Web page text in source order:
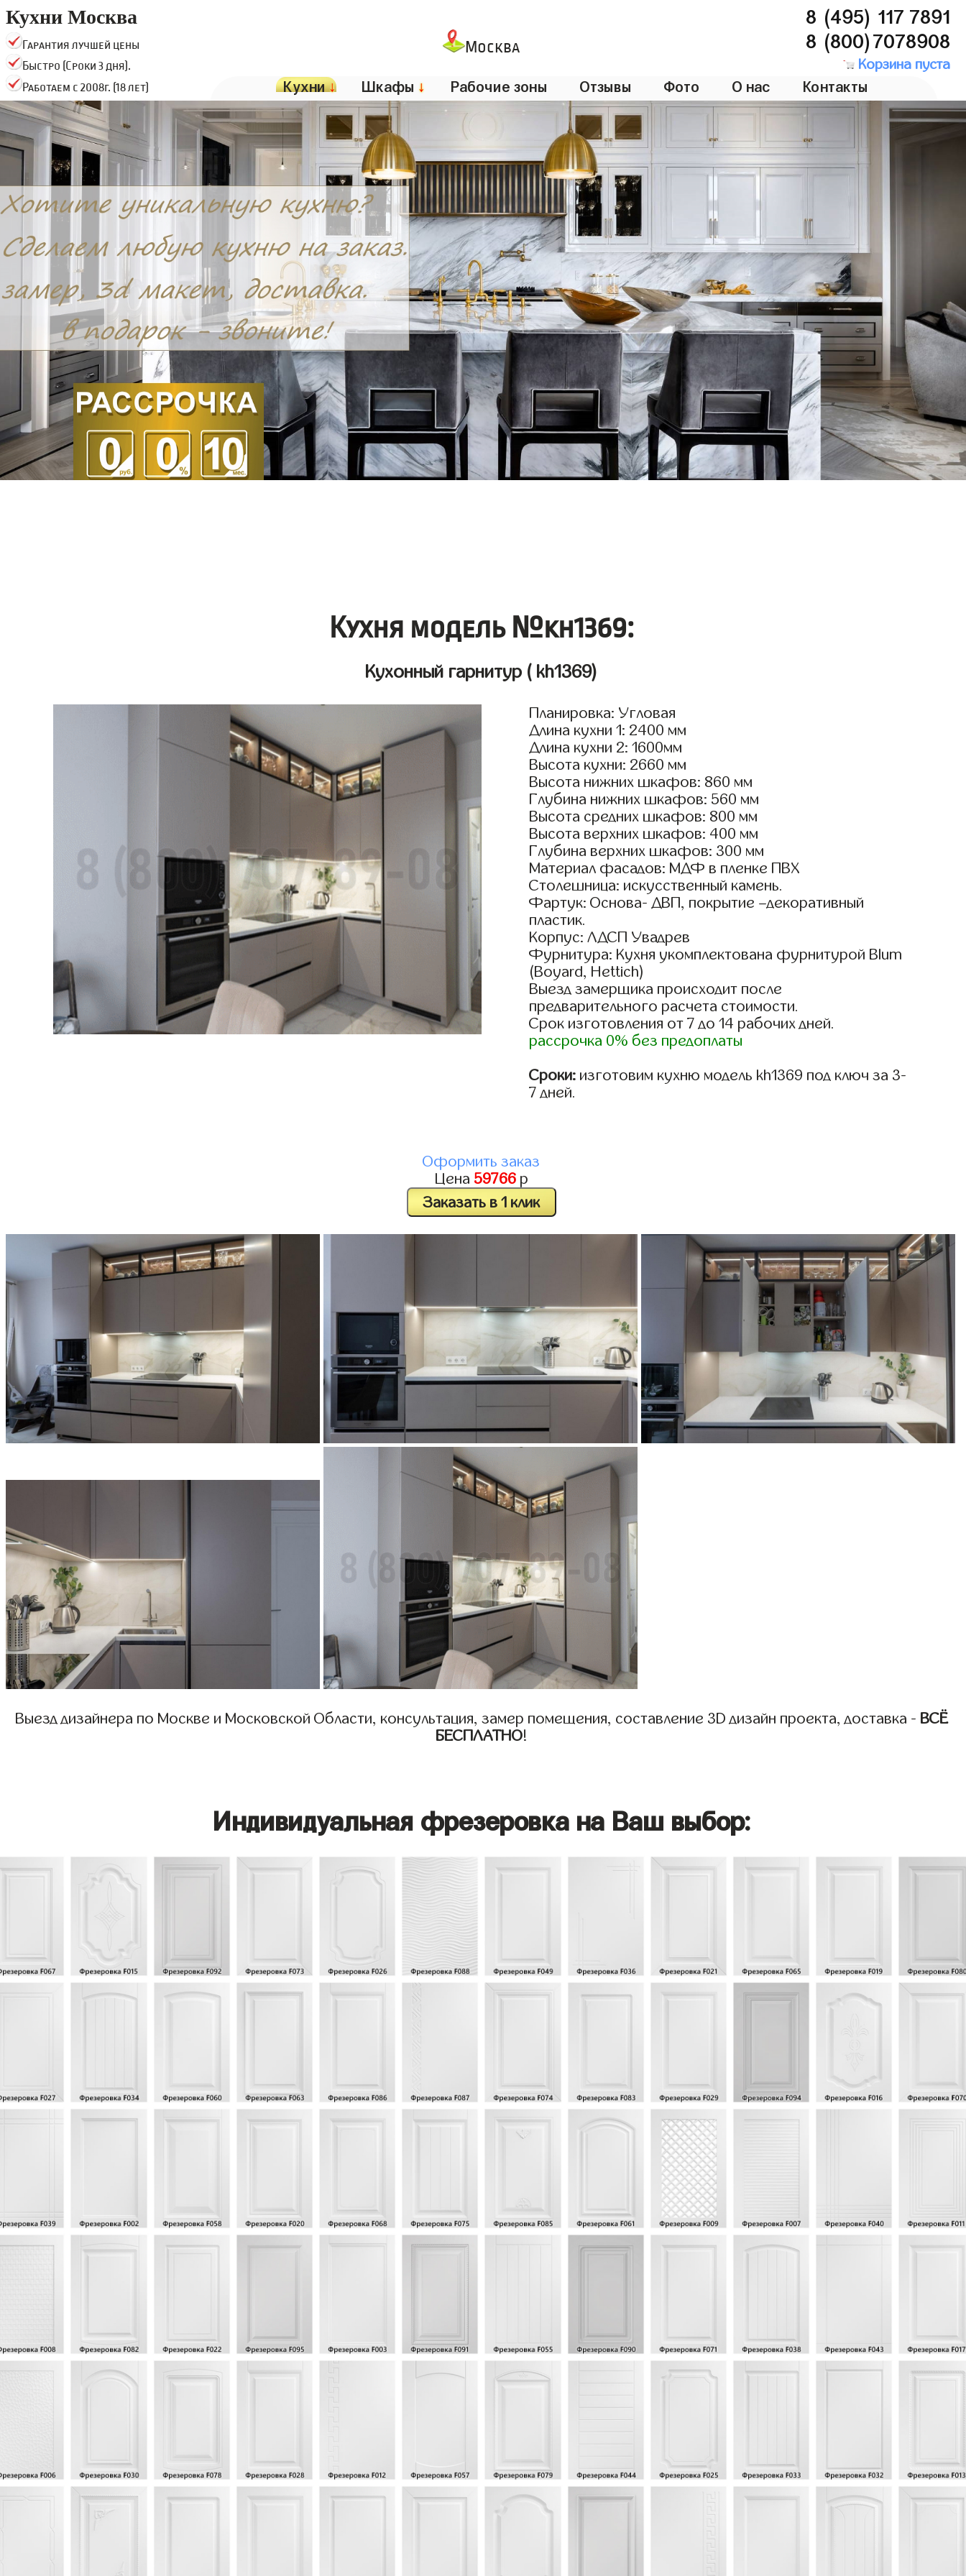
Кухни Москва
Гарантия лучшей цены
Быстро (Сроки 3 дня).
Работаем с 2008г. (18 лет)
Москва
8 (495) 117 7891
8 (800)7078908
Корзина пуста
Кухни↓ Шкафы ↓ Рабочие зоны Отзывы Фото О нас Контакты
Кухня модель №kh1369:
Кухонный гарнитур ( kh1369)
Планировка: Угловая
Длина кухни 1: 2400 мм
Длина кухни 2: 1600мм
Высота кухни: 2660 мм
Высота нижних шкафов: 860 мм
Глубина нижних шкафов: 560 мм
Высота средних шкафов: 800 мм
Высота верхних шкафов: 400 мм
Глубина верхних шкафов: 300 мм
Материал фасадов: МДФ в пленке ПВХ
Столешница: искусственный камень.
Фартук: Основа- ДВП, покрытие –декоративный
пластик.
Корпус: ЛДСП Увадрев
Фурнитура: Кухня укомплектована фурнитурой Blum
(Boyard, Hettich)
Выезд замерщика происходит после
предварительного расчета стоимости.
Срок изготовления от 7 до 14 рабочих дней.
рассрочка 0% без предоплаты
Сроки: изготовим кухню модель kh1369 под ключ за 3-
7 дней.
Оформить заказ
Цена 59766р
Заказать в 1 клик
Выезд дизайнера по Москве и Московской Области, консультация, замер помещения, составление 3D дизайн проекта, доставка - ВСЁ
БЕСПЛАТНО!
Индивидуальная фрезеровка на Ваш выбор: